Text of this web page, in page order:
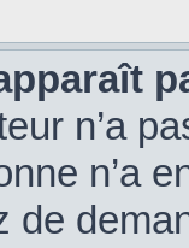
n’a
n’a
de